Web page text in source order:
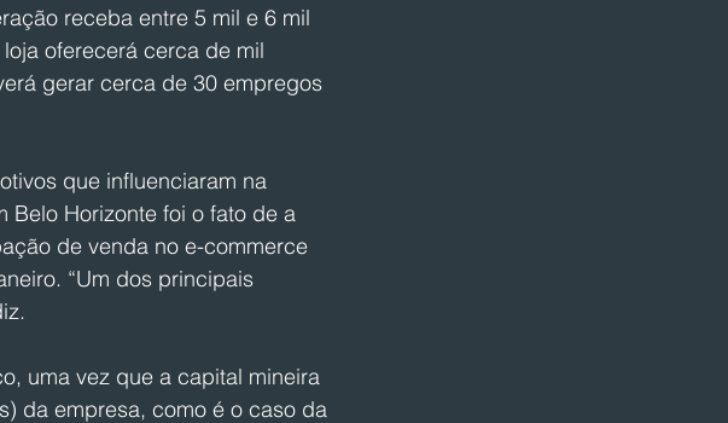
receba entre 5 mil e 6 mil
oferecerá cerca de mil
gerar cerca de 30 empregos
que influenciaram na
Belo Horizonte foi o fato de a
de venda no e-commerce
“Um dos principais
uma vez que a capital mineira
da empresa, como é o caso da